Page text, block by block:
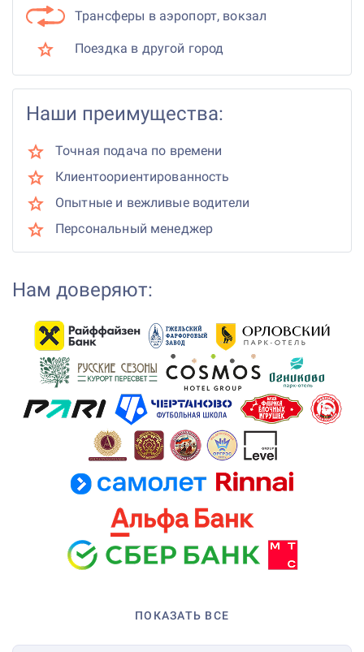
Трансферы в аэропорт, вокзал
Поездка в другой город
Наши преимущества:
Точная подача по времени
Клиентоориентированность
Опытные и вежливые водители
Персональный менеджер
Нам доверяют:
ПОКАЗАТЬ ВСЕ